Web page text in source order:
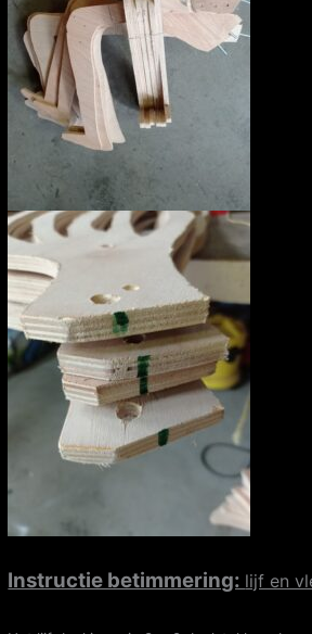
Instructie betimmering: lijf en